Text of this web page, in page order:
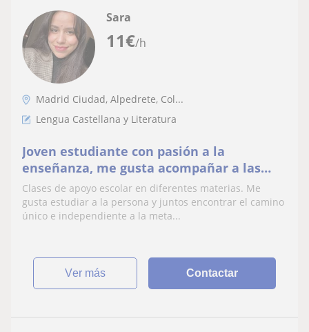
11€/h
Sara
Madrid Ciudad, Alpedrete, Col...
Lengua Castellana y Literatura
Joven estudiante con pasión a la
enseñanza, me gusta acompañar a las
personas fomentando la confianza en uno
mismo.
Clases de apoyo escolar en diferentes materias. Me
gusta estudiar a la persona y juntos encontrar el camino
único e independiente a la meta...
ver más Contactar